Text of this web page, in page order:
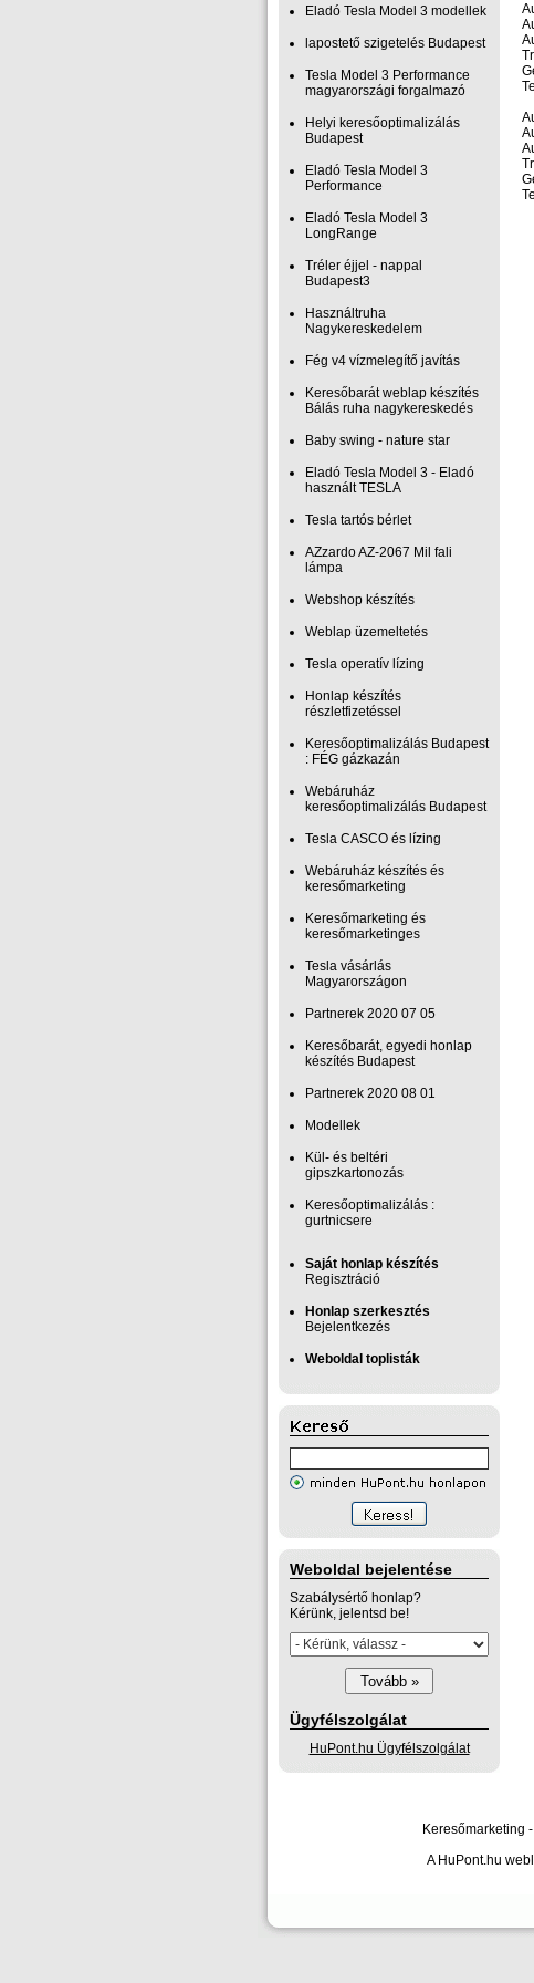
Eladó Tesla Model 3 modellek
lapostető szigetelés Budapest
Tesla Model 3 Performance
magyarországi forgalmazó
Helyi keresőoptimalizálás
Budapest
Eladó Tesla Model 3
Performance
Eladó Tesla Model 3
LongRange
Tréler éjjel - nappal
Budapest3
Használtruha
Nagykereskedelem
Fég v4 vízmelegítő javítás
Keresőbarát weblap készítés
Bálás ruha nagykereskedés
Baby swing - nature star
Eladó Tesla Model 3 - Eladó
használt TESLA
Tesla tartós bérlet
AZzardo AZ-2067 Mil fali
lámpa
Webshop készítés
Weblap üzemeltetés
Tesla operatív lízing
Honlap készítés
részletfizetéssel
Keresőoptimalizálás Budapest
: FÉG gázkazán
Webáruház
keresőoptimalizálás Budapest
Tesla CASCO és lízing
Webáruház készítés és
keresőmarketing
Keresőmarketing és
keresőmarketinges
Tesla vásárlás
Magyarországon
Partnerek 2020 07 05
Keresőbarát, egyedi honlap‎
készítés Budapest
Partnerek 2020 08 01
Modellek
Kül- és beltéri
gipszkartonozás
Keresőoptimalizálás :
gurtnicsere
Saját honlap készítés
Regisztráció
Honlap szerkesztés
Bejelentkezés
Weboldal toplisták
Weboldal bejelentése
Szabálysértő honlap?
Kérünk, jelentsd be!
Ügyfélszolgálat
HuPont.hu Ügyfélszolgálat
Keresőmarketing
A HuPont.hu